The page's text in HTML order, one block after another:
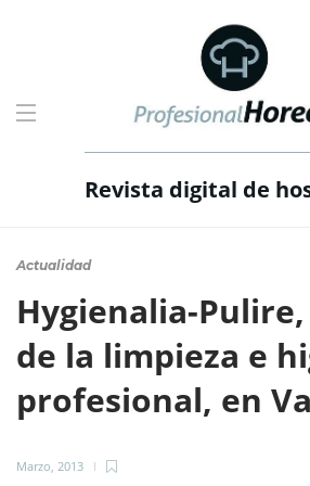
Revista digital de
Actualidad
Hygienalia-
de la limpieza e
profesional, en
Marzo, 2013